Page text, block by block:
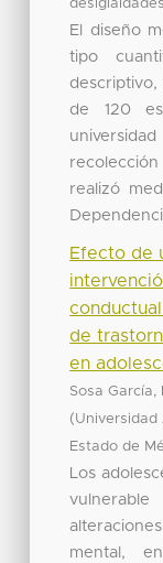
desigialdades
El diseño
tipo
descriptivo,
de 120
realizó
Efecto de
de
en
Sosa García,
(Universidad
Estado de
Los
mental,